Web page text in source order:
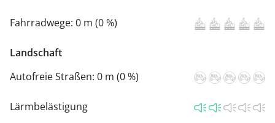
Fahrradwege: 0 m (0 %)
Landschaft
Autofreie Straßen: 0 m (0 %)
Lärmbelästigung